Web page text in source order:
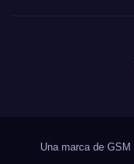
Una marca de GSM